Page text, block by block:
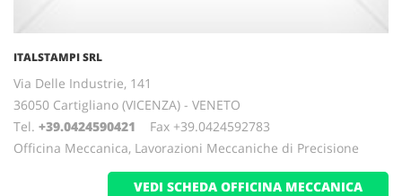
ITALSTAMPI SRL
Via Delle Industrie, 141
36050 Cartigliano (VICENZA) - VENETO
Tel. +39.0424590421 Fax +39.0424592783
Officina Meccanica, Lavorazioni Meccaniche di Precisione
VEDI SCHEDA OFFICINA MECCANICA